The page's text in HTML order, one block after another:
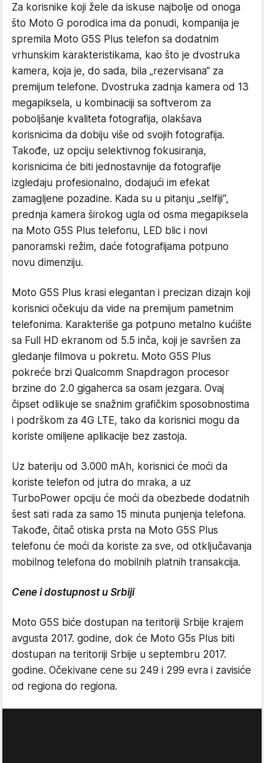
Za korisnike koji žele da iskuse najbolje od onoga
što Moto G porodica ima da ponudi, kompanija je
spremila Moto G5S Plus telefon sa dodatnim
vrhunskim karakteristikama, kao što je dvostruka
kamera, koja je, do sada, bila „rezervisana“ za
premijum telefone. Dvostruka zadnja kamera od 13
megapiksela, u kombinaciji sa softverom za
poboljšanje kvaliteta fotografija, olakšava
korisnicima da dobiju više od svojih fotografija.
Takođe, uz opciju selektivnog fokusiranja,
korisnicima će biti jednostavnije da fotografije
izgledaju profesionalno, dodajući im efekat
zamagljene pozadine. Kada su u pitanju „selfiji“,
prednja kamera širokog ugla od osma megapiksela
na Moto G5S Plus telefonu, LED blic i novi
panoramski režim, daće fotografijama potpuno
novu dimenziju.
Moto G5S Plus krasi elegantan i precizan dizajn koji
korisnici očekuju da vide na premijum pametnim
telefonima. Karakteriše ga potpuno metalno kućište
sa Full HD ekranom od 5.5 inča, koji je savršen za
gledanje filmova u pokretu. Moto G5S Plus
pokreće brzi Qualcomm Snapdragon procesor
brzine do 2.0 gigaherca sa osam jezgara. Ovaj
čipset odlikuje se snažnim grafičkim sposobnostima
i podrškom za 4G LTE, tako da korisnici mogu da
koriste omiljene aplikacije bez zastoja.
Uz bateriju od 3.000 mAh, korisnici će moći da
koriste telefon od jutra do mraka, a uz
TurboPower opciju će moći da obezbede dodatnih
šest sati rada za samo 15 minuta punjenja telefona.
Takođe, čitač otiska prsta na Moto G5S Plus
telefonu će moći da koriste za sve, od otključavanja
mobilnog telefona do mobilnih platnih transakcija.
Cene i dostupnost u Srbiji
Moto G5S biće dostupan na teritoriji Srbije krajem
avgusta 2017. godine, dok će Moto G5s Plus biti
dostupan na teritoriji Srbije u septembru 2017.
godine. Očekivane cene su 249 i 299 evra i zavisiće
od regiona do regiona.